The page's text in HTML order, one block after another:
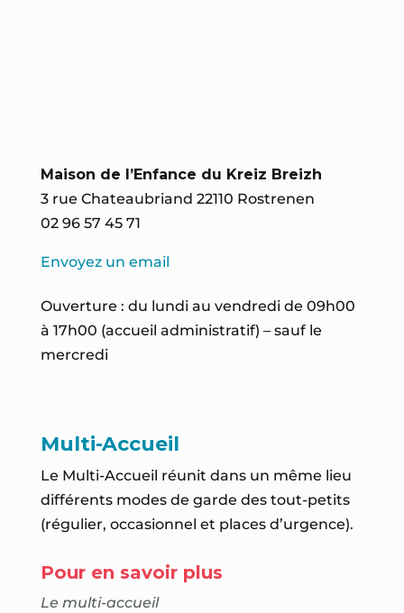
Maison de l’Enfance du Kreiz Breizh
3 rue Chateaubriand 22110 Rostrenen
02 96 57 45 71
Envoyez un email
Ouverture : du lundi au vendredi de 09h00
à 17h00 (accueil administratif) – sauf le
mercredi
Multi-Accueil
Le Multi-Accueil réunit dans un même lieu
différents modes de garde des tout-petits
(régulier, occasionnel et places d’urgence).
Pour en savoir plus
Le multi-accueil